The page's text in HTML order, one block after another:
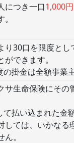
につき一口1,000円
り30口を限度とし
ができます。
掛金は全額事業
サ生命保険にその
払い込まれた金
しては、いかなる
。